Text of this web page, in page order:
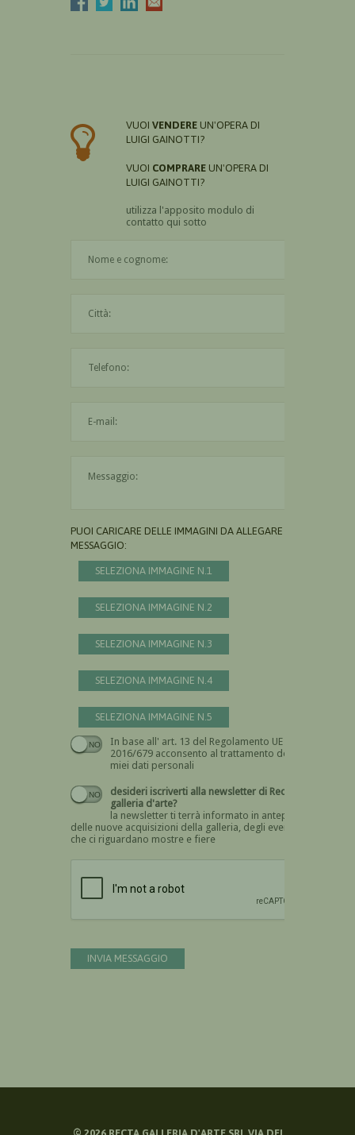
VUOI VENDERE UN'OPERA DI
LUIGI GAINOTTI?
VUOI COMPRARE UN'OPERA DI
LUIGI GAINOTTI?
utilizza l'apposito modulo di
contatto qui sotto
PUOI CARICARE DELLE IMMAGINI DA ALLEGARE AL
MESSAGGIO:
SELEZIONA IMMAGINE N.1
SELEZIONA IMMAGINE N.2
SELEZIONA IMMAGINE N.3
SELEZIONA IMMAGINE N.4
SELEZIONA IMMAGINE N.5
In base all' art. 13 del Regolamento UE n.
2016/679 acconsento al trattamento dei
miei dati personali
Devi dare il consenso
desideri iscriverti alla newsletter di Recta
galleria d'arte?
la newsletter ti terrà informato in anteprima
delle nuove acquisizioni della galleria, degli eventi
che ci riguardano mostre e fiere
INVIA MESSAGGIO